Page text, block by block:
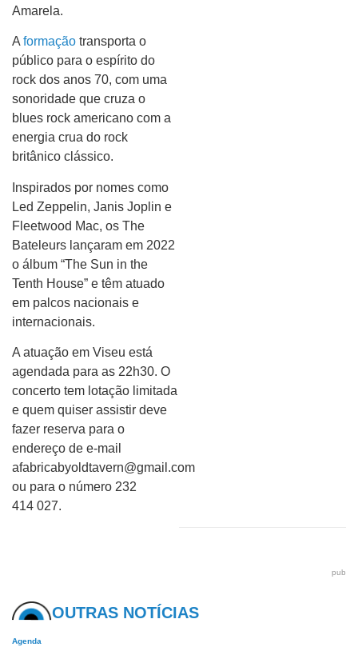
Amarela.
Aformação transporta o
público para o espírito do
rock dos anos 70, com uma
sonoridade que cruza o
blues rock americano com a
energia crua do rock
britânico clássico.
Inspirados por nomes como
Led Zeppelin, Janis Joplin e
Fleetwood Mac, os The
Bateleurs lançaram em 2022
o álbum “The Sun in the
Tenth House” e têm atuado
em palcos nacionais e
internacionais.
A atuação em Viseu está
agendada para as 22h30. O
concerto tem lotação limitada
e quem quiser assistir deve
fazer reserva para o
endereço de e-mail
afabricabyoldtavern@gmail.com
ou para o número 232
414 027.
pub
OUTRAS NOTÍCIAS
Agenda